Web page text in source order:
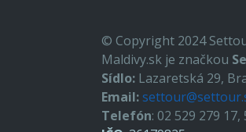
© Copyright 2024
Maldivy.sk je značkou
Sídlo: Lazaretská 29,
Email:
Telefón: 02 529 279